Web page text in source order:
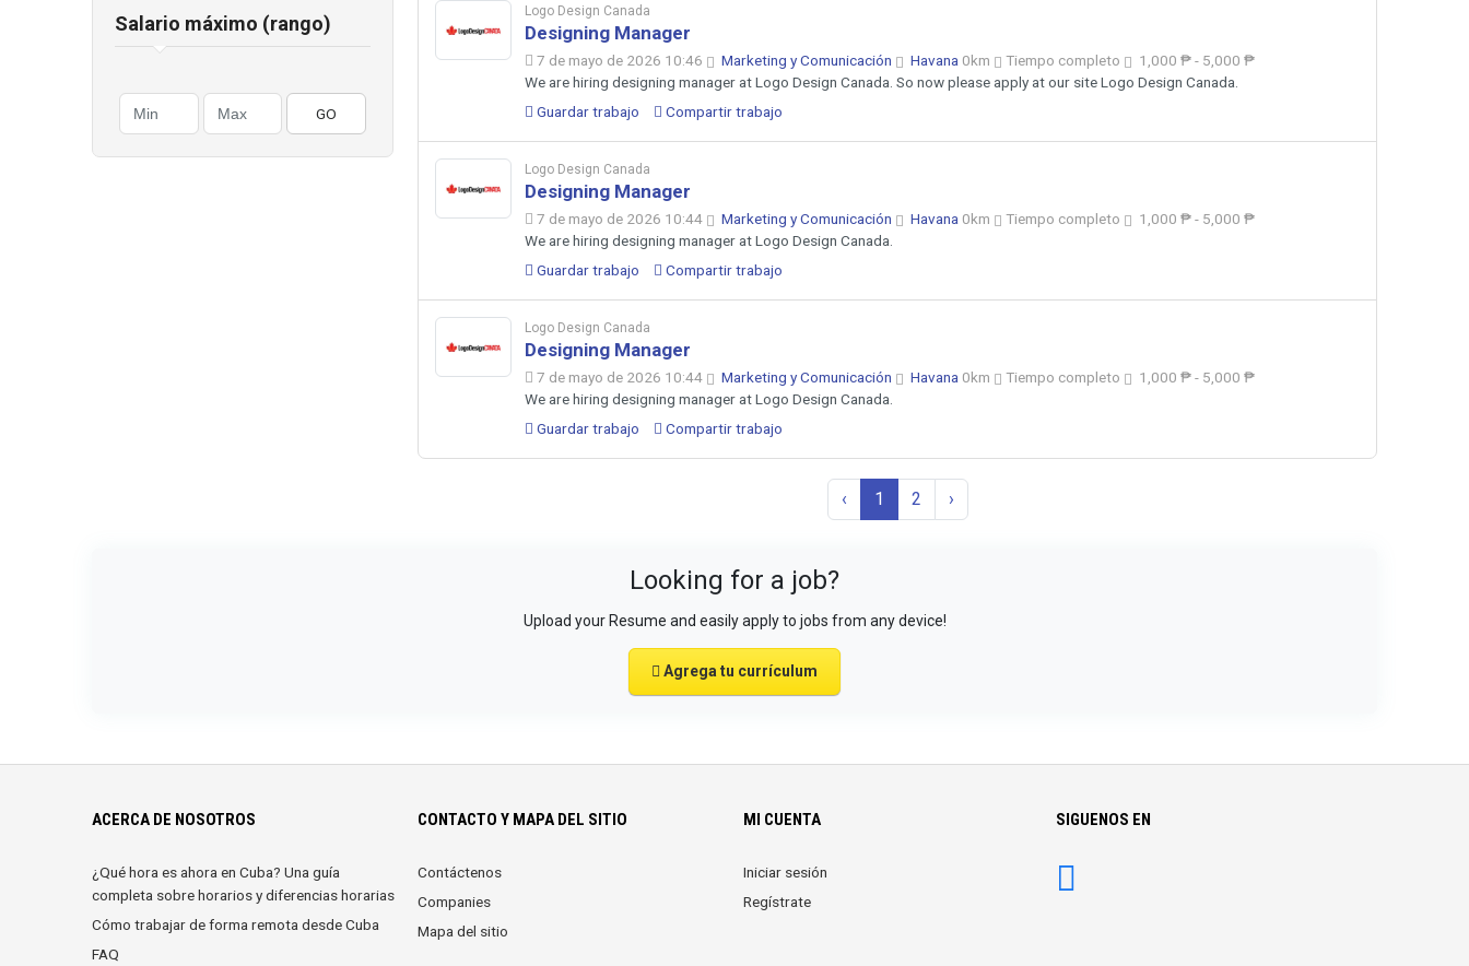
Salario máximo (rango)
GO
Logo Design Canada
Designing Manager
7 de mayo de 2026 10:46 Marketing y Comunicación Havana 0km Tiempo completo
1,000 ₱ - 5,000 ₱
We are hiring designing manager at Logo Design Canada. So now please apply at our site Logo Design Canada.
Guardar trabajo
Compartir trabajo
Logo Design Canada
Designing Manager
7 de mayo de 2026 10:44 Marketing y Comunicación Havana 0km Tiempo completo
1,000 ₱ - 5,000 ₱
We are hiring designing manager at Logo Design Canada.
Guardar trabajo
Compartir trabajo
Logo Design Canada
Designing Manager
7 de mayo de 2026 10:44 Marketing y Comunicación Havana 0km Tiempo completo
1,000 ₱ - 5,000 ₱
We are hiring designing manager at Logo Design Canada.
Guardar trabajo
Compartir trabajo
‹ 1 2 ›
Looking for a job?
Upload your Resume and easily apply to jobs from any device!
Agrega tu currículum
ACERCA DE NOSOTROS
¿Qué hora es ahora en Cuba? Una guía
completa sobre horarios y diferencias horarias
Cómo trabajar de forma remota desde Cuba
FAQ
CONTACTO Y MAPA DEL SITIO
Contáctenos
Companies
Mapa del sitio
MI CUENTA
Iniciar sesión
Regístrate
SIGUENOS EN